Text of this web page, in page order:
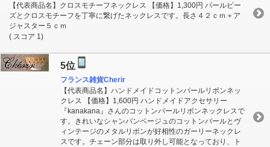
【代表商品名】クロスモチーフネックレス 【価格】1,300円 パールビー
ズとクロスモチーフを丁寧に繋げたネックレスです。長さ４２ｃｍ＋ア
ジャスター５ｃｍ
( スコア 1)
5位
フランス雑貨Cherir
【代表商品名】ハンドメイドコットンパールリボンネッ
クレス 【価格】1,600円 ハンドメイドアクセサリー
『kanakana』さんのコットンパールリボンネックレスで
す。きれいなシャンパンベージュのコットンパールとヴ
ィンテージのメタルリボンが好相性のガーリーネックレ
スです。チェーン部分は取り外し可能となっており、ト